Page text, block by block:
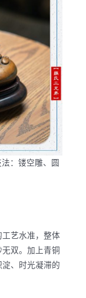
：镂空雕、圆
艺水准，整体
双。加上青铜
、时光凝滞的